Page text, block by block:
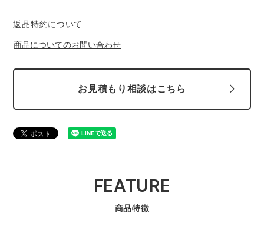
カジュアル
福山ゴム工業
返品特約について
商品についてのお問い合わせ
お見積もり相談はこちら
FEATURE
商品特徴